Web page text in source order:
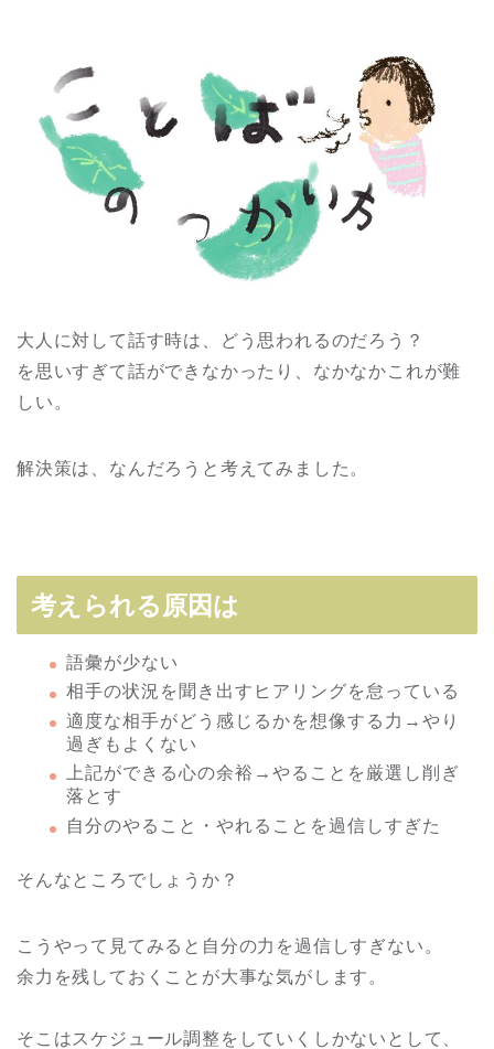
大人に対して話す時は、どう思われるのだろう？
を思いすぎて話ができなかったり、なかなかこれが難
しい。
解決策は、なんだろうと考えてみました。
考えられる原因は
語彙が少ない
相手の状況を聞き出すヒアリングを怠っている
適度な相手がどう感じるかを想像する力→やり
過ぎもよくない
上記ができる心の余裕→やることを厳選し削ぎ
落とす
自分のやること・やれることを過信しすぎた
そんなところでしょうか？
こうやって見てみると自分の力を過信しすぎない。
余力を残しておくことが大事な気がします。
そこはスケジュール調整をしていくしかないとして、